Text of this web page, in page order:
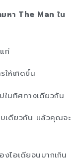
หา The Man ใน
ก่
ให้เกิดขึ้น
ในทิศทางเดียวกัน
เดียวกัน แล้วคุณจะ
ไอเดียจนมากเกิน